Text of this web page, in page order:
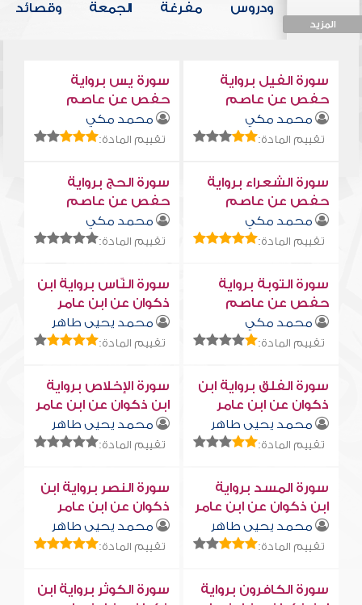
المزيد
ودروس
مفرغة
الجمعة
وقصائد
سورة الفيل برواية
حفص عن عاصم
محمد مكي
تقييم المادة:
سورة يس برواية
حفص عن عاصم
محمد مكي
تقييم المادة:
سورة الشعراء برواية
حفص عن عاصم
محمد مكي
تقييم المادة:
سورة الحج برواية
حفص عن عاصم
محمد مكي
تقييم المادة:
سورة التوبة برواية
حفص عن عاصم
محمد مكي
تقييم المادة:
سورة النّاس برواية ابن
ذكوان عن ابن عامر
محمد يحيى طاهر
تقييم المادة:
سورة الفلق برواية ابن
ذكوان عن ابن عامر
محمد يحيى طاهر
تقييم المادة:
سورة الإخلاص برواية
ابن ذكوان عن ابن عامر
محمد يحيى طاهر
تقييم المادة:
سورة المسد برواية
ابن ذكوان عن ابن عامر
محمد يحيى طاهر
تقييم المادة:
سورة النصر برواية ابن
ذكوان عن ابن عامر
محمد يحيى طاهر
تقييم المادة:
سورة الكافرون برواية
سورة الكوثر برواية ابن